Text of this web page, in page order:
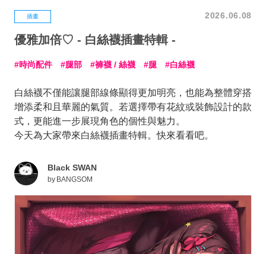
插畫 2026.06.08
優雅加倍♡ - 白絲襪插畫特輯 -
時尚配件 腿部 褲襪 / 絲襪 腿 白絲襪
白絲襪不僅能讓腿部線條顯得更加明亮，也能為整體穿搭
增添柔和且華麗的氣質。若選擇帶有花紋或裝飾設計的款
式，更能進一步展現角色的個性與魅力。
今天為大家帶來白絲襪插畫特輯。快來看看吧。
Black SWAN
by BANGSOM